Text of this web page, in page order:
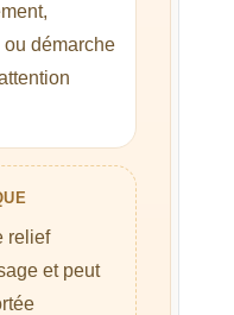
démarche
relief
et peut